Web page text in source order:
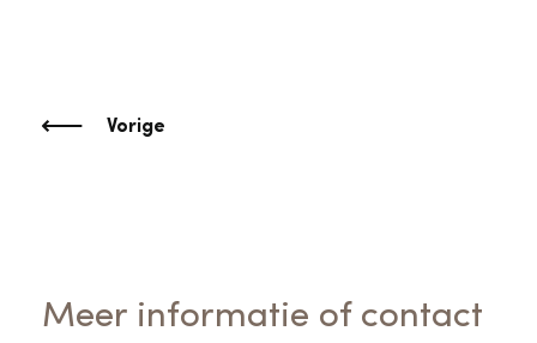
Vorige
Meer informatie of contact